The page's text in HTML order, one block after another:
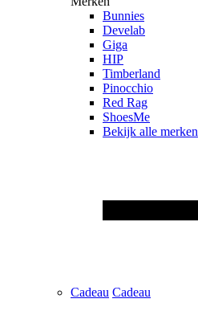
Bunnies
Develab
Giga
HIP
Timberland
Pinocchio
Red Rag
ShoesMe
Bekijk alle merken
Cadeau Cadeau